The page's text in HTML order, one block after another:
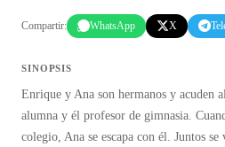
Compartir: WhatsApp X
SINOPSIS
Enrique y Ana son hermanos y acuden
alumna y él profesor de gimnasia.
colegio, Ana se escapa con él. Juntos